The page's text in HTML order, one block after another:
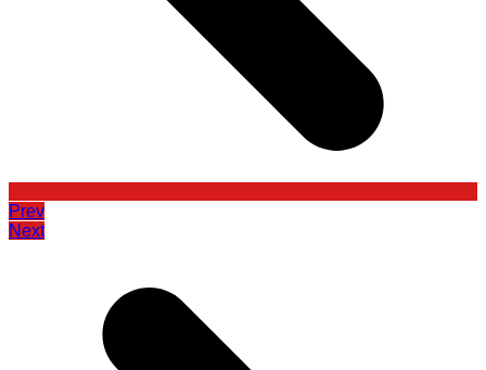
Prev
Next